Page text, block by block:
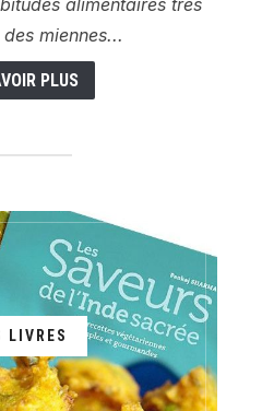
alimentaires très
miennes...
PLUS
LIVRES